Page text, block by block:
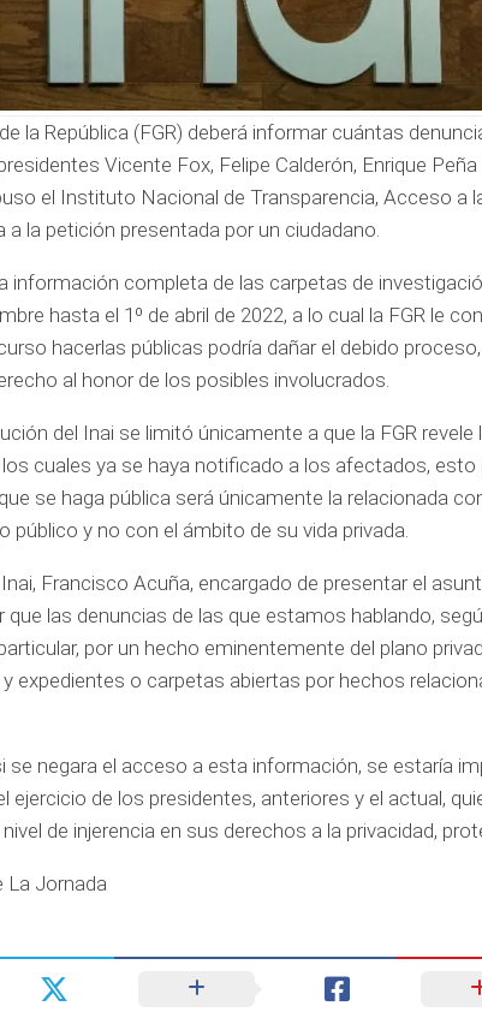
la República (FGR) deberá informar cuántas
Vicente Fox, Felipe Calderón, Enrique
el Instituto Nacional de Transparencia, Acceso
a la petición presentada por un ciudadano.
información completa de las carpetas de
hasta el 1º de abril de 2022, a lo cual la FGR le
hacerlas públicas podría dañar el debido
al honor de los posibles involucrados.
del Inai se limitó únicamente a que la FGR
cuales ya se haya notificado a los afectados,
se haga pública será únicamente la relacionada
público y no con el ámbito de su vida privada.
Francisco Acuña, encargado de presentar el
que las denuncias de las que estamos hablando,
por un hecho eminentemente del plano
expedientes o carpetas abiertas por hechos
se negara el acceso a esta información, se estaría
ejercicio de los presidentes, anteriores y el actual,
de injerencia en sus derechos a la privacidad,
La Jornada